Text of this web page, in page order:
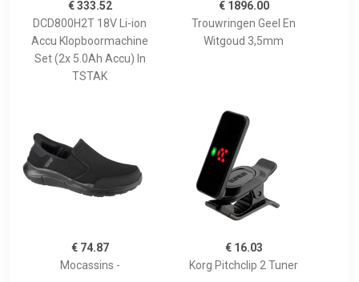
€ 333.52
DCD800H2T 18V Li-ion
Accu Klopboormachine
Set (2x 5.0Ah Accu) In
TSTAK
€ 1896.00
Trouwringen Geel En
Witgoud 3,5mm
€ 74.87
Mocassins -
€ 16.03
Korg Pitchclip 2 Tuner